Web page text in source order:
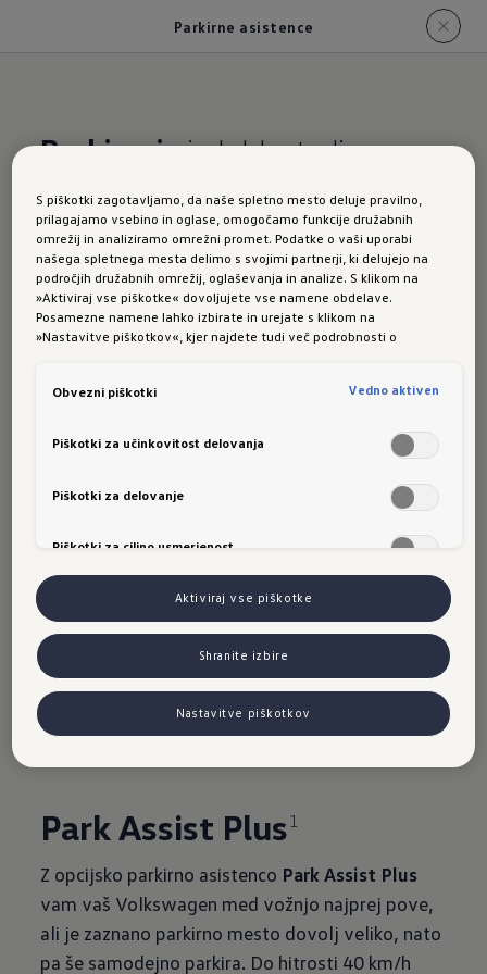
Parkirne asistence
Parkiranjeje lahko tudi
Golf
Variant:
Parkirne
asistenc
e
Park Assist Plus1
Z opcijsko parkirno asistenco Park Assist Plus
vam vaš Volkswagen med vožnjo najprej pove,
ali je zaznano parkirno mesto dovolj veliko, nato
pa še samodejno parkira. Do hitrosti 40 km/h
S piškotki zagotavljamo, da naše spletno mesto deluje pravilno,
prilagajamo vsebino in oglase, omogočamo funkcije družabnih
omrežij in analiziramo omrežni promet. Podatke o vaši uporabi
našega spletnega mesta delimo s svojimi partnerji, ki delujejo na
področjih družabnih omrežij, oglaševanja in analize. S klikom na
»Aktiviraj vse piškotke« dovoljujete vse namene obdelave.
Posamezne namene lahko izbirate in urejate s klikom na
»Nastavitve piškotkov«, kjer najdete tudi več podrobnosti o
Obvezni piškotki
Vedno aktiven
Piškotki za učinkovitost delovanja
Piškotki za delovanje
Piškotki za ciljno usmerjenost
Aktiviraj vse piškotke
Shranite izbire
Nastavitve piškotkov